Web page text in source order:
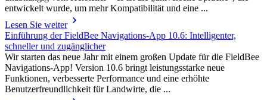
entwickelt wurde, um mehr Kompatibilität und eine ...
Lesen Sie weiter
Einführung der FieldBee Navigations-App 10.6: Intelligenter,
schneller und zugänglicher
Wir starten das neue Jahr mit einem großen Update für die FieldBee
Navigations-App! Version 10.6 bringt leistungsstarke neue
Funktionen, verbesserte Performance und eine erhöhte
Benutzerfreundlichkeit für Landwirte, die ...